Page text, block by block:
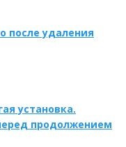
после удаления
установка.
продолжением